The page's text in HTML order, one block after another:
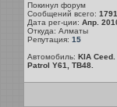
Покинул форум
Сообщений всего: 1791
Дата рег-ции: Апр.
Откуда: Алматы
Репутация: 15
Автомобиль: KIA
Patrol Y61, TB48.